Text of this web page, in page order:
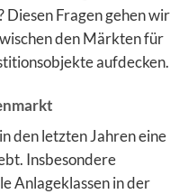
Diesen Fragen gehen wir
den Märkten für
aufdecken.
den letzten Jahren eine
Insbesondere
Anlageklassen in der